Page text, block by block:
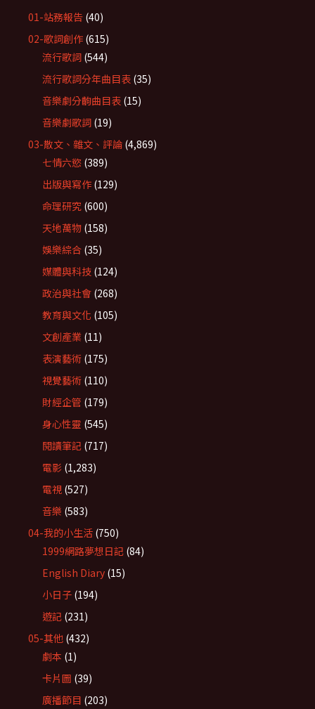
01-站務報告 (40)
02-歌詞創作 (615)
流行歌詞 (544)
流行歌詞分年曲目表 (35)
音樂劇分齣曲目表 (15)
音樂劇歌詞 (19)
03-散文、雜文、評論 (4,869)
七情六慾 (389)
出版與寫作 (129)
命理研究 (600)
天地萬物 (158)
娛樂綜合 (35)
媒體與科技 (124)
政治與社會 (268)
教育與文化 (105)
文創產業 (11)
表演藝術 (175)
視覺藝術 (110)
財經企管 (179)
身心性靈 (545)
閱讀筆記 (717)
電影 (1,283)
電視 (527)
音樂 (583)
04-我的小生活 (750)
1999網路夢想日記 (84)
English Diary (15)
小日子 (194)
遊記 (231)
05-其他 (432)
劇本 (1)
卡片圖 (39)
廣播節目 (203)